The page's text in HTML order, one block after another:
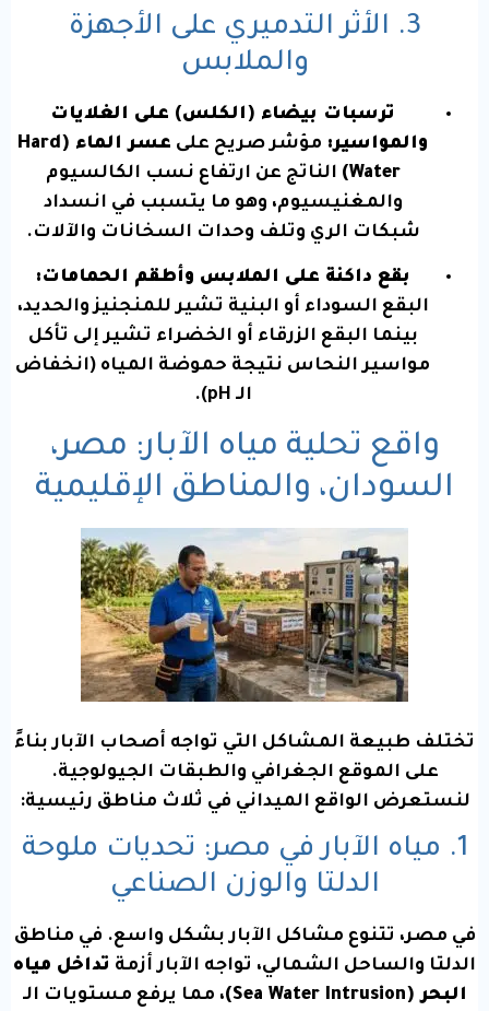
3. الأثر التدميري على الأجهزة
والملابس
ترسبات بيضاء (الكلس) على الغلايات
والمواسير: مؤشر صريح على
عسر الماء (Hard
Water)
الناتج عن ارتفاع نسب الكالسيوم
والمغنيسيوم، وهو ما يتسبب في انسداد
شبكات الري وتلف وحدات السخانات والآلات.
بقع داكنة على الملابس وأطقم الحمامات:
البقع السوداء أو البنية تشير للمنجنيز والحديد،
بينما البقع الزرقاء أو الخضراء تشير إلى تأكل
مواسير النحاس نتيجة حموضة المياه (انخفاض
الـ pH).
واقع تحلية مياه الآبار: مصر،
السودان، والمناطق الإقليمية
تختلف طبيعة المشاكل التي تواجه أصحاب الآبار بناءً
على الموقع الجغرافي والطبقات الجيولوجية.
لنستعرض الواقع الميداني في ثلاث مناطق رئيسية:
1. مياه الآبار في مصر: تحديات ملوحة
الدلتا والوزن الصناعي
في مصر، تتنوع مشاكل الآبار بشكل واسع. في مناطق
الدلتا والساحل الشمالي، تواجه الآبار أزمة تداخل مياه
البحر (Sea Water Intrusion)
، مما يرفع مستويات الـ